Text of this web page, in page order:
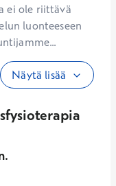
ei ole riittävä
luonteeseen
Näytä lisää